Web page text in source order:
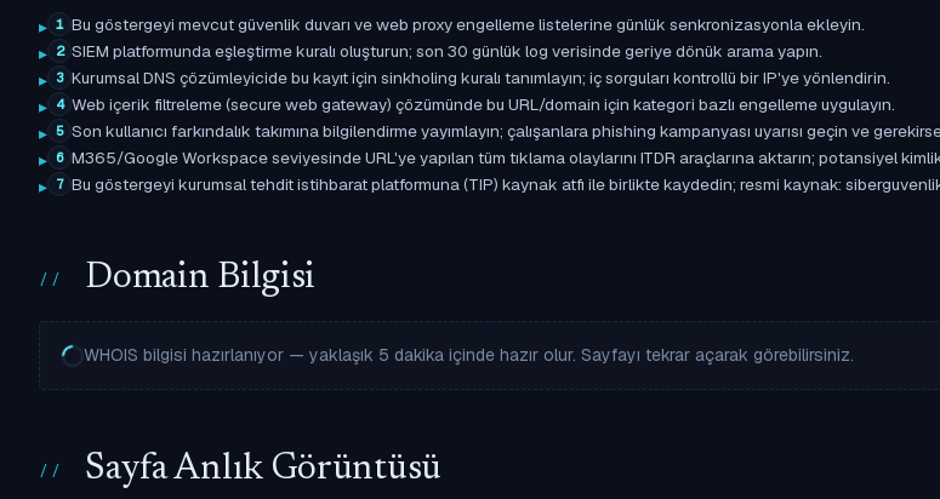
1 Bu göstergeyi mevcut güvenlik duvarı ve web proxy engelleme listelerine günlük senkronizasyonla ekleyin.
2 SIEM platformunda eşleştirme kuralı oluşturun; son 30 günlük log verisinde geriye dönük arama yapın.
3 Kurumsal DNS çözümleyicide bu kayıt için sinkholing kuralı tanımlayın; iç sorguları kontrollü bir IP'ye yönlendirin.
4 Web içerik filtreleme (secure web gateway) çözümünde bu URL/domain için kategori bazlı engelleme uygulayın.
5 Son kullanıcı farkındalık takımına bilgilendirme yayımlayın; çalışanlara phishing kampanyası uyarısı geçin ve
6 M365/Google Workspace seviyesinde URL'ye yapılan tüm tıklama olaylarını ITDR araçlarına aktarın; potansiyel
7 Bu göstergeyi kurumsal tehdit istihbarat platformuna (TIP) kaynak atfı ile birlikte kaydedin; resmi kaynak:
Domain Bilgisi
WHOIS bilgisi hazırlanıyor — yaklaşık 5 dakika içinde hazır olur. Sayfayı tekrar açarak görebilirsiniz.
Sayfa Anlık Görüntüsü